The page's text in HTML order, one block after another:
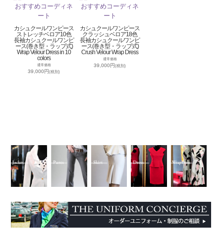
カシュクールワンピース
ストレッチベロア10色
長袖カシュクールワンピ
ース(巻き型・ラップ式)
Wrap Velour Dress in 10
colors
通常価格
39,000円(税別)
カシュクールワンピース
クラッシュベロア18色
長袖カシュクールワンピ
ース(巻き型・ラップ式)
Crush Velour Wrap Dress
通常価格
39,000円(税別)